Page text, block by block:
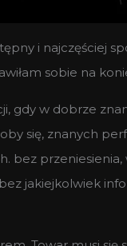
i najczęściej
sobie na
gdy w dobrze
się, znanych
bez przeniesienia,
jakiejkolwiek